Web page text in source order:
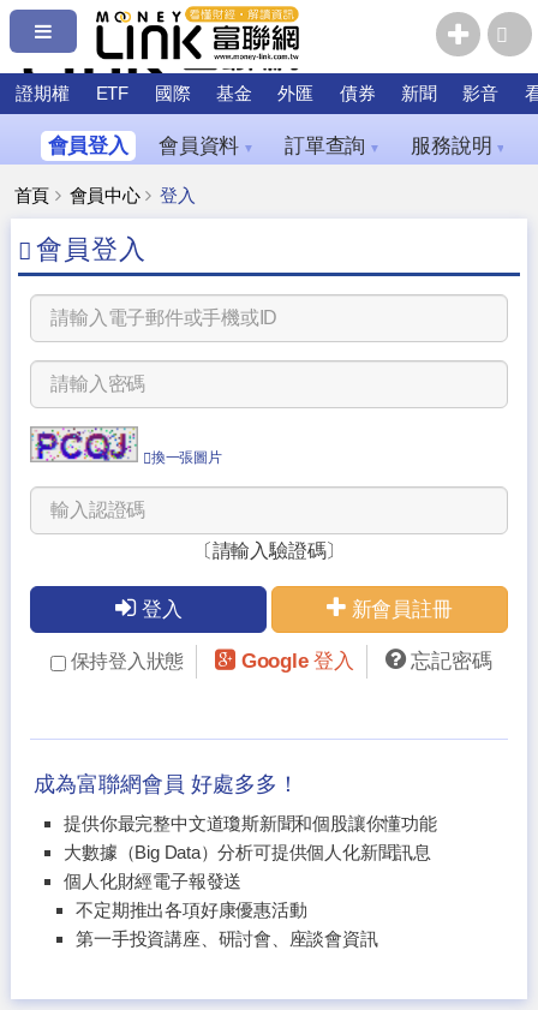
證期權 ETF 國際 基金 外匯 債券 新聞 影音
會員登入 會員資料 ▼ 訂單查詢 ▼ 服務說明 ▼
首頁 會員中心 登入
會員登入
換一張圖片
〔請輸入驗證碼〕
登入 新會員註冊
保持登入狀態 Google 登入 忘記密碼
成為富聯網會員 好處多多！
提供你最完整中文道瓊斯新聞和個股讓你懂功能
大數據（Big Data）分析可提供個人化新聞訊息
個人化財經電子報發送
不定期推出各項好康優惠活動
第一手投資講座、研討會、座談會資訊